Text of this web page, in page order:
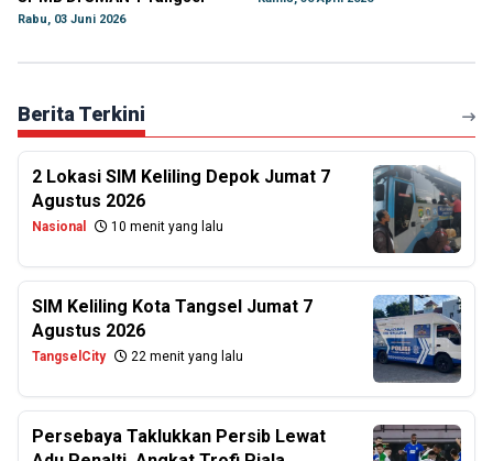
Rabu, 03 Juni 2026
Berita Terkini
2 Lokasi SIM Keliling Depok Jumat 7
Agustus 2026
Nasional 10 menit yang lalu
SIM Keliling Kota Tangsel Jumat 7
Agustus 2026
TangselCity 22 menit yang lalu
Persebaya Taklukkan Persib Lewat